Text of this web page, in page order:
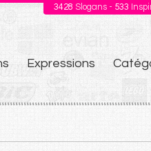
3428 Slogans - 533
Expressions